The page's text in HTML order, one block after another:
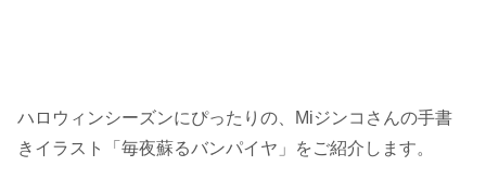
ハロウィンシーズンにぴったりの、Miジンコさんの手書
きイラスト「毎夜蘇るバンパイヤ」をご紹介します。